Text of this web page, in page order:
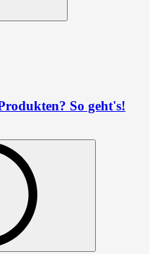
So geht's!